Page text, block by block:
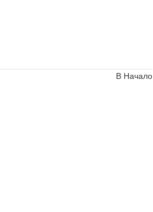
В Начало